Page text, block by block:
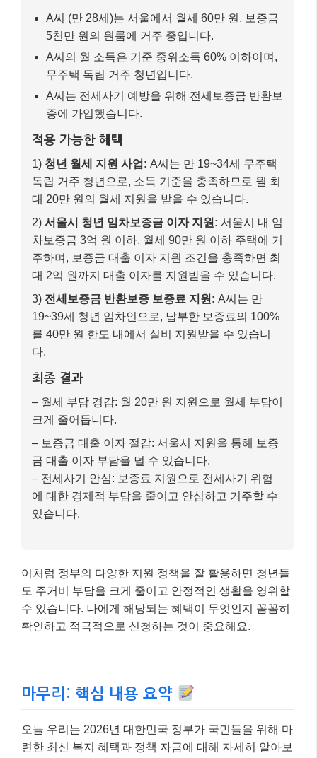
A씨 (만 28세)는 서울에서 월세 60만 원, 보증금
5천만 원의 원룸에 거주 중입니다.
A씨의 월 소득은 기준 중위소득 60% 이하이며,
무주택 독립 거주 청년입니다.
A씨는 전세사기 예방을 위해 전세보증금 반환보
증에 가입했습니다.
적용 가능한 혜택
1) 청년 월세 지원 사업: A씨는 만 19~34세 무주택
독립 거주 청년으로, 소득 기준을 충족하므로 월 최
대 20만 원의 월세 지원을 받을 수 있습니다.
2) 서울시 청년 임차보증금 이자 지원: 서울시 내 임
차보증금 3억 원 이하, 월세 90만 원 이하 주택에 거
주하며, 보증금 대출 이자 지원 조건을 충족하면 최
대 2억 원까지 대출 이자를 지원받을 수 있습니다.
3) 전세보증금 반환보증 보증료 지원: A씨는 만
19~39세 청년 임차인으로, 납부한 보증료의 100%
를 40만 원 한도 내에서 실비 지원받을 수 있습니
다.
최종 결과
– 월세 부담 경감: 월 20만 원 지원으로 월세 부담이
크게 줄어듭니다.
– 보증금 대출 이자 절감: 서울시 지원을 통해 보증
금 대출 이자 부담을 덜 수 있습니다.
– 전세사기 안심: 보증료 지원으로 전세사기 위험
에 대한 경제적 부담을 줄이고 안심하고 거주할 수
있습니다.
이처럼 정부의 다양한 지원 정책을 잘 활용하면 청년들
도 주거비 부담을 크게 줄이고 안정적인 생활을 영위할
수 있습니다. 나에게 해당되는 혜택이 무엇인지 꼼꼼히
확인하고 적극적으로 신청하는 것이 중요해요.
마무리: 핵심 내용 요약
오늘 우리는 2026년 대한민국 정부가 국민들을 위해 마
련한 최신 복지 혜택과 정책 자금에 대해 자세히 알아보